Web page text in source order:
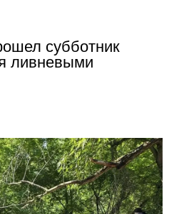
субботник
ливневыми